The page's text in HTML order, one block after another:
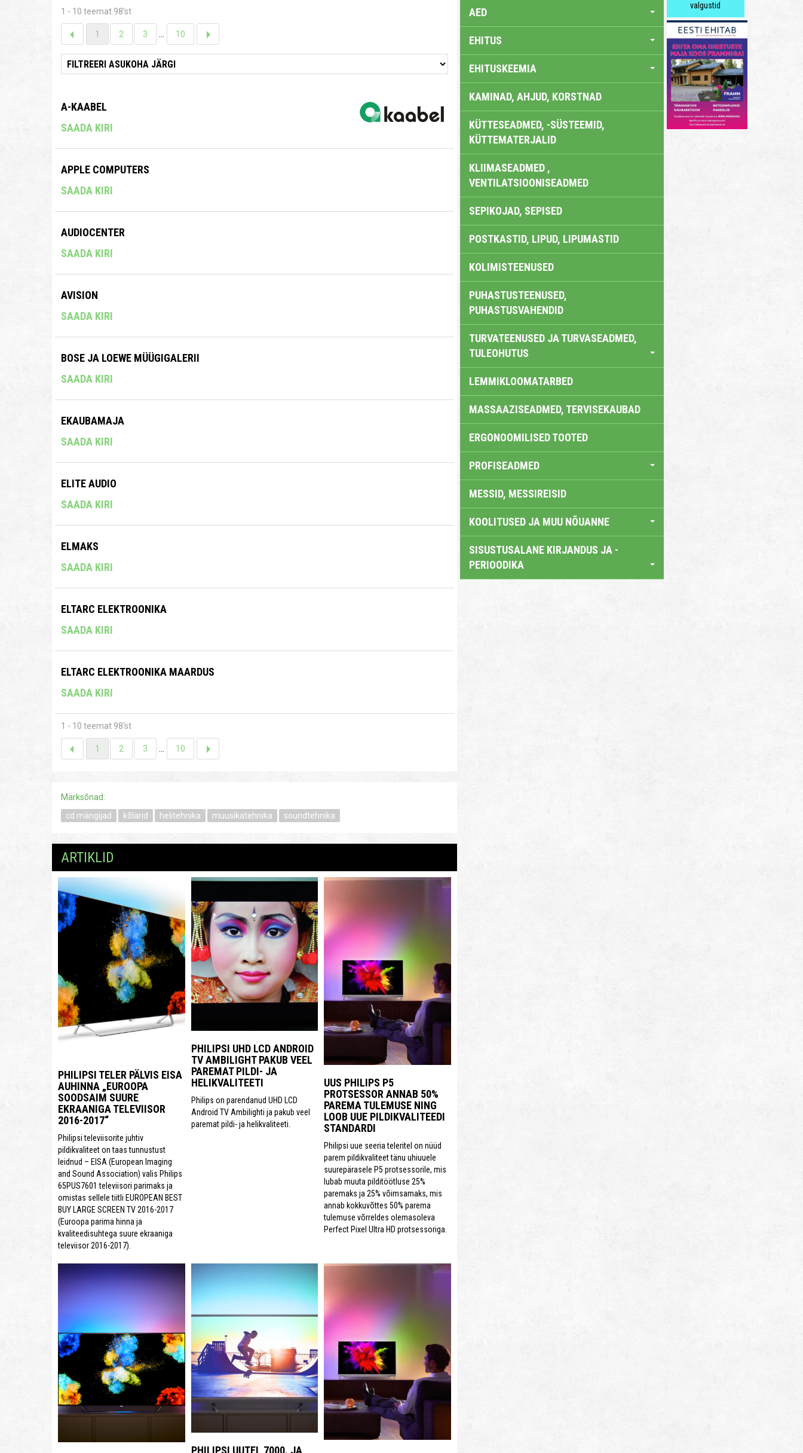
1 - 10 teemat 98'st
1 2 3 10
A-KAABEL
SAADA KIRI
APPLE COMPUTERS
SAADA KIRI
AUDIOCENTER
SAADA KIRI
AVISION
SAADA KIRI
BOSE JA LOEWE MÜÜGIGALERII
SAADA KIRI
EKAUBAMAJA
SAADA KIRI
ELITE AUDIO
SAADA KIRI
ELMAKS
SAADA KIRI
ELTARC ELEKTROONIKA
SAADA KIRI
ELTARC ELEKTROONIKA MAARDUS
SAADA KIRI
1 - 10 teemat 98'st
1 2 3 10
Märksõnad:
cd mängijad
kõlarid helitehnika muusikatehnika soundtehnika
ARTIKLID
PHILIPSI TELER PÄLVIS EISA
AUHINNA „EUROOPA
SOODSAIM SUURE
EKRAANIGA TELEVIISOR
2016-2017“
Philipsi televiisorite juhtiv
pildikvaliteet on taas tunnustust
leidnud – EISA (European Imaging
and Sound Association) valis Philips
65PUS7601 televiisori parimaks ja
omistas sellele tiitli EUROPEAN BEST
BUY LARGE SCREEN TV 2016-2017
(Euroopa parima hinna ja
kvaliteedisuhtega suure ekraaniga
televiisor 2016-2017).
PHILIPSI UHD LCD ANDROID
TV AMBILIGHT PAKUB VEEL
PAREMAT PILDI- JA
HELIKVALITEETI
Philips on parendanud UHD LCD
Android TV Ambilighti ja pakub veel
paremat pildi- ja helikvaliteeti.
UUS PHILIPS P5
PROTSESSOR ANNAB 50%
PAREMA TULEMUSE NING
LOOB UUE PILDIKVALITEEDI
STANDARDI
Philipsi uue seeria teleritel on nüüd
parem pildikvaliteet tänu uhiuuele
suurepärasele P5 protsessorile, mis
lubab muuta pilditöötluse 25%
paremaks ja 25% võimsamaks, mis
annab kokkuvõttes 50% parema
tulemuse võrreldes olemasoleva
Perfect Pixel Ultra HD protsessoriga.
PHILIPSI UUTEL 7000. JA
AED
EHITUS
EHITUSKEEMIA
KAMINAD, AHJUD, KORSTNAD
KÜTTESEADMED, -SÜSTEEMID,
KÜTTEMATERJALID
KLIIMASEADMED ,
VENTILATSIOONISEADMED
SEPIKOJAD, SEPISED
POSTKASTID, LIPUD, LIPUMASTID
KOLIMISTEENUSED
PUHASTUSTEENUSED,
PUHASTUSVAHENDID
TURVATEENUSED JA TURVASEADMED,
TULEOHUTUS
LEMMIKLOOMATARBED
MASSAAZISEADMED, TERVISEKAUBAD
ERGONOOMILISED TOOTED
PROFISEADMED
MESSID, MESSIREISID
KOOLITUSED JA MUU NÕUANNE
SISUSTUSALANE KIRJANDUS JA -
PERIOODIKA
valgustid